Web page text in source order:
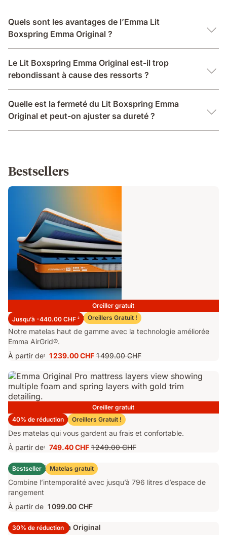
Quels sont les avantages de l’Emma Lit
Boxspring Emma Original ?
Le Lit Boxspring Emma Original est-il trop
rebondissant à cause des ressorts ?
Quelle est la fermeté du Lit Boxspring Emma
Original et peut-on ajuster sa dureté ?
Bestsellers
Oreiller gratuit
Jusqu’à -440.00 CHF 2 Oreillers Gratuit !
Matelas Emma Performance 26
Notre matelas haut de gamme avec la technologie améliorée
Emma AirGrid®.
À partir de1
Prix
1 239.00 CHF Prix
1 499.00 CHF
1 499.00 CHF
Oreiller gratuit
40% de réduction
Oreillers Gratuit !
Matelas Emma Original Pro
Des matelas qui vous gardent au frais et confortable.
À partir de1
Prix
749.40 CHF
749.40 CHF Prix
d'origine
1 249.00 CHF
1 249.00 CHF
Bestseller Matelas gratuit
Lit Coffre Emma Original
Combine l’intemporalité avec jusqu’à 796 litres d’espace de
rangement
À partir de 1 099.00 CHF
30% de réduction
Surmatelas Emma Original